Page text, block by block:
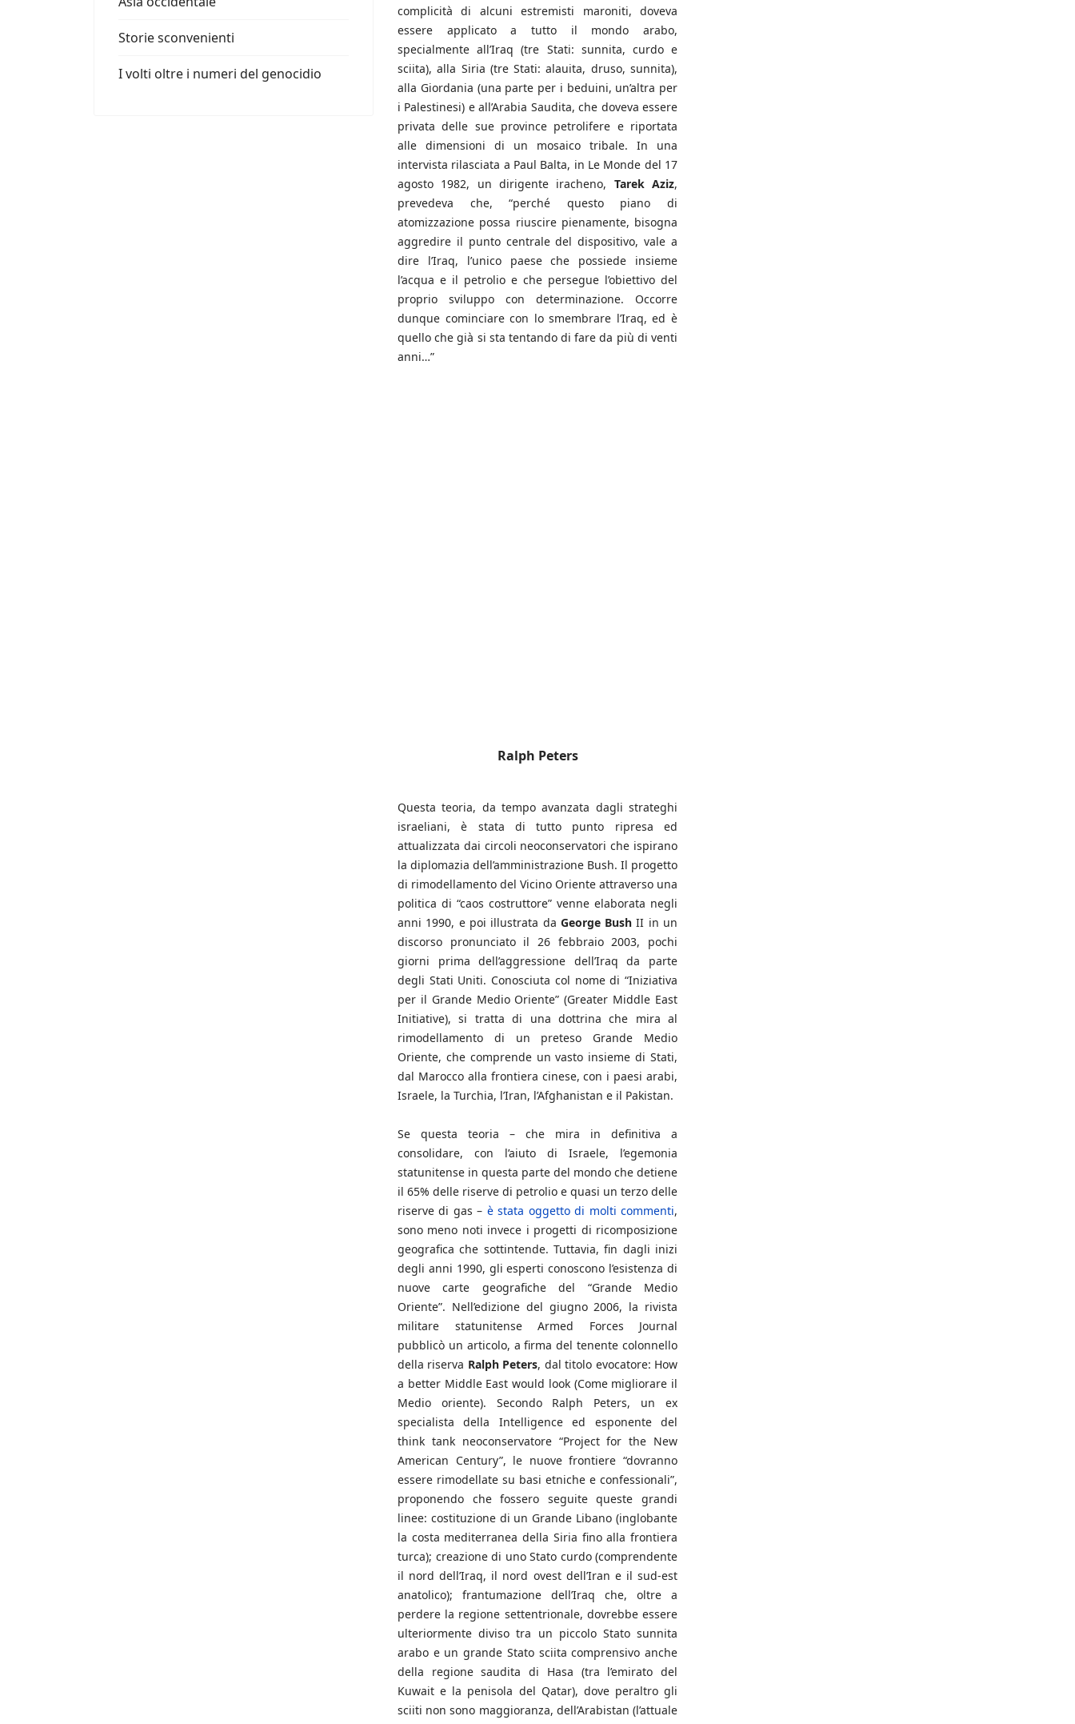
Storie sconvenienti
I volti oltre i numeri del genocidio
complicità di alcuni estremisti maroniti, doveva
essere applicato a tutto il mondo arabo,
specialmente all’Iraq (tre Stati: sunnita, curdo e
sciita), alla Siria (tre Stati: alauita, druso, sunnita),
alla Giordania (una parte per i beduini, un’altra per
i Palestinesi) e all’Arabia Saudita, che doveva essere
privata delle sue province petrolifere e riportata
alle dimensioni di un mosaico tribale. In una
intervista rilasciata a Paul Balta, in Le Monde del 17
agosto 1982, un dirigente iracheno, Tarek Aziz,
prevedeva che, “perché questo piano di
atomizzazione possa riuscire pienamente, bisogna
aggredire il punto centrale del dispositivo, vale a
dire l’Iraq, l’unico paese che possiede insieme
l’acqua e il petrolio e che persegue l’obiettivo del
proprio sviluppo con determinazione. Occorre
dunque cominciare con lo smembrare l’Iraq, ed è
quello che già si sta tentando di fare da più di venti
anni…”
Ralph Peters
Questa teoria, da tempo avanzata dagli strateghi
israeliani, è stata di tutto punto ripresa ed
attualizzata dai circoli neoconservatori che ispirano
la diplomazia dell’amministrazione Bush. Il progetto
di rimodellamento del Vicino Oriente attraverso una
politica di “caos costruttore” venne elaborata negli
anni 1990, e poi illustrata da George Bush II in un
discorso pronunciato il 26 febbraio 2003, pochi
giorni prima dell’aggressione dell’Iraq da parte
degli Stati Uniti. Conosciuta col nome di “Iniziativa
per il Grande Medio Oriente” (Greater Middle East
Initiative), si tratta di una dottrina che mira al
rimodellamento di un preteso Grande Medio
Oriente, che comprende un vasto insieme di Stati,
dal Marocco alla frontiera cinese, con i paesi arabi,
Israele, la Turchia, l’Iran, l’Afghanistan e il Pakistan.
Se questa teoria – che mira in definitiva a
consolidare, con l’aiuto di Israele, l’egemonia
statunitense in questa parte del mondo che detiene
il 65% delle riserve di petrolio e quasi un terzo delle
riserve di gas – è stata oggetto di molti commenti,
sono meno noti invece i progetti di ricomposizione
geografica che sottintende. Tuttavia, fin dagli inizi
degli anni 1990, gli esperti conoscono l’esistenza di
nuove carte geografiche del “Grande Medio
Oriente”. Nell’edizione del giugno 2006, la rivista
militare statunitense Armed Forces Journal
pubblicò un articolo, a firma del tenente colonnello
della riserva Ralph Peters, dal titolo evocatore: How
a better Middle East would look (Come migliorare il
Medio oriente). Secondo Ralph Peters, un ex
specialista della Intelligence ed esponente del
think tank neoconservatore “Project for the New
American Century”, le nuove frontiere “dovranno
essere rimodellate su basi etniche e confessionali”,
proponendo che fossero seguite queste grandi
linee: costituzione di un Grande Libano (inglobante
la costa mediterranea della Siria fino alla frontiera
turca); creazione di uno Stato curdo (comprendente
il nord dell’Iraq, il nord ovest dell’Iran e il sud-est
anatolico); frantumazione dell’Iraq che, oltre a
perdere la regione settentrionale, dovrebbe essere
ulteriormente diviso tra un piccolo Stato sunnita
arabo e un grande Stato sciita comprensivo anche
della regione saudita di Hasa (tra l’emirato del
Kuwait e la penisola del Qatar), dove peraltro gli
sciiti non sono maggioranza, dell’Arabistan (l’attuale